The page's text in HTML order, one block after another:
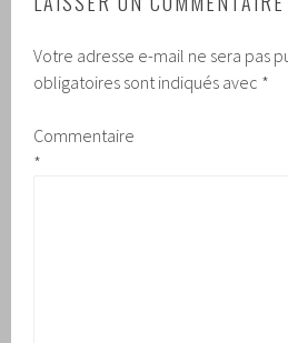
Votre adresse e-mail ne sera pas
obligatoires sont indiqués avec *
Commentaire
*